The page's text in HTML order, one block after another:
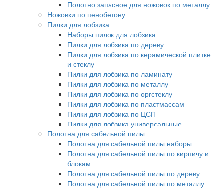
Полотно запасное для ножовок по металлу
Ножовки по пенобетону
Пилки для лобзика
Наборы пилок для лобзика
Пилки для лобзика по дереву
Пилки для лобзика по керамической плитке
и стеклу
Пилки для лобзика по ламинату
Пилки для лобзика по металлу
Пилки для лобзика по оргстеклу
Пилки для лобзика по пластмассам
Пилки для лобзика по ЦСП
Пилки для лобзика универсальные
Полотна для сабельной пилы
Полотна для сабельной пилы наборы
Полотна для сабельной пилы по кирпичу и
блокам
Полотна для сабельной пилы по дереву
Полотна для сабельной пилы по металлу